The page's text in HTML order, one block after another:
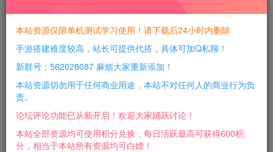
每日活跃最高可获得600积分！所有资源可以使用
积分免费兑换！
游戏介绍：
游戏截图：
本站资源仅限单机测试学习使用！请下载后24小时内删除
手游搭建难度较高，站长可提供代搭，具体可加Q私聊！
新群号：562028087 麻烦大家重新添加！
本站资源切勿用于任何商业用途，本站不对任何人的商业行为负
责。
论坛评论功能已从新开启！欢迎大家踊跃讨论！
本站全部资源均可使用积分兑换，每日活跃最高可获得600积
分，相当于本站所有资源均可白嫖！